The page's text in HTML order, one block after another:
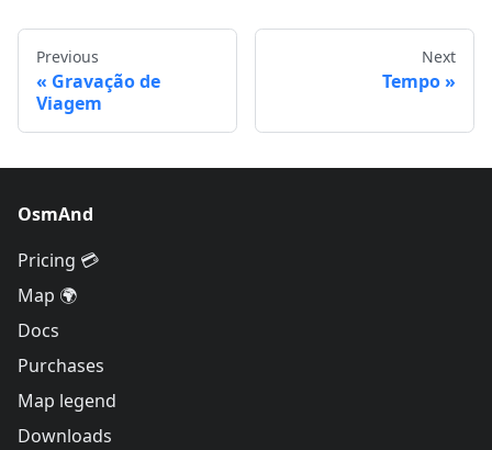
Previous
Gravação de
Viagem
Next
Tempo
OsmAnd
Pricing 💳
Map 🌍
Docs
Purchases
Map legend
Downloads